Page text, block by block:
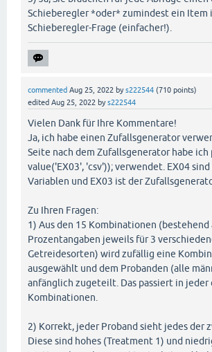
Schieberegler *oder* zumindest ein Item
Schieberegler-Frage (einfacher!).
commented Aug 25, 2022 bys222544 (710 points)
edited Aug 25, 2022 bys222544
Vielen Dank für Ihre Kommentare!
Ja, ich habe einen Zufallsgenerator
Seite nach dem Zufallsgenerator habe
value('EX03', 'csv')); verwendet. EX04
Variablen und EX03 ist der
Zu Ihren Fragen:
1) Aus den 15 Kombinationen (bestehend
Prozentangaben jeweils für 3
Getreidesorten) wird zufällig eine
ausgewählt und dem Probanden (alle
anfänglich zugeteilt. Das passiert in jeder
Kombinationen.
2) Korrekt, jeder Proband sieht jedes der
Diese sind hohes (Treatment 1) und